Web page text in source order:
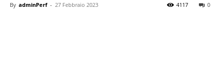
Credito
By adminPerf - 27 Febbraio 2023 0
4117